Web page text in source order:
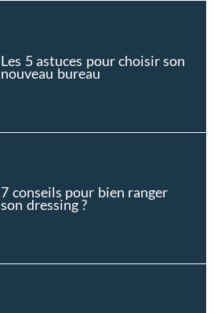
Les 5 astuces pour choisir son
nouveau bureau
7 conseils pour bien ranger
son dressing ?